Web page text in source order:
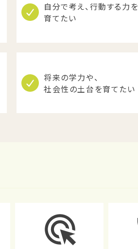
自分で考え、行動する力を
育てたい
将来の学力や、
社会性の土台を育てたい